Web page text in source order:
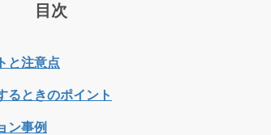
目次
と注意点
るときのポイント
ン事例